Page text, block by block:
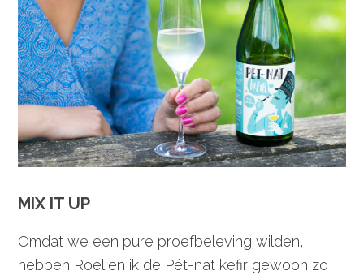
MIX IT UP
Omdat we een pure proefbeleving wilden,
hebben Roel en ik de Pét-nat kefir gewoon zo